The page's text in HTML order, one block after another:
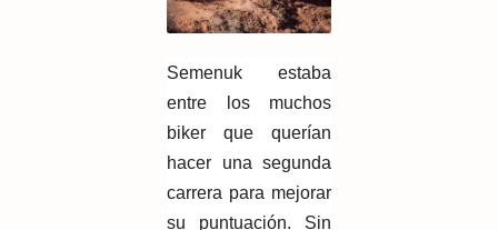
Semenuk estaba
entre los muchos
biker que querían
hacer una segunda
carrera para mejorar
su puntuación. Sin